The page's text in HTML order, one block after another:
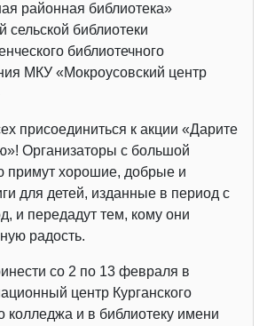
районная библиотека»
сельской библиотеки
библиотечного
МКУ «Мокроусовский центр
присоединиться к акции «Дарите
Организаторы с большой
примут хорошие, добрые и
для детей, изданные в период с
и передадут тем, кому они
радость.
со 2 по 13 февраля в
центр Курганского
колледжа и в библиотеку имени